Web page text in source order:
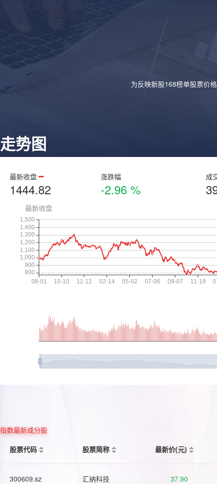
为反映新股168榜单股票价
走势图
最新收盘
1444.82
涨跌幅
-2.96 %
成
指数最新成分股
股票代码
股票简称 最新价(元)
300609.sz 汇纳科技 37.90